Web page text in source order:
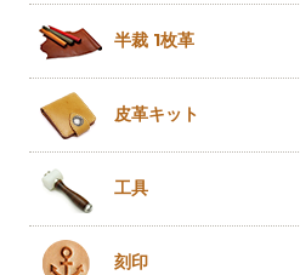
半裁 1枚革
皮革キット
工具
刻印